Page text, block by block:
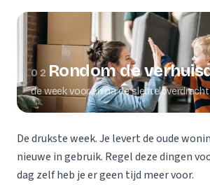
02 Rondom de
de week voor en na de sleuteloverdracht
De drukste week. Je levert de oude
nieuwe in gebruik. Regel deze dingen
dag zelf heb je er geen tijd meer voor.